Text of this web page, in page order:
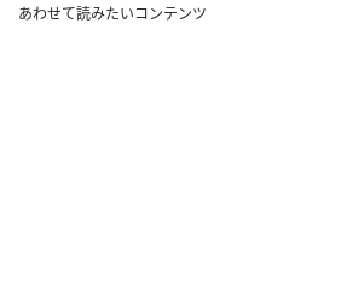
あわせて読みたいコンテンツ